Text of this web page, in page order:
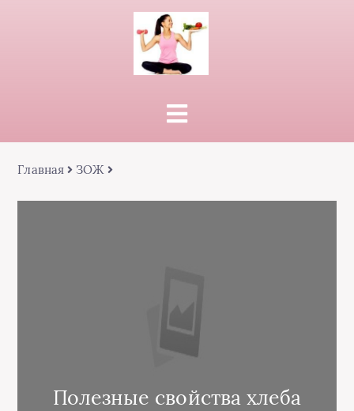
Главная ЗОЖ
Полезные свойства хлеба